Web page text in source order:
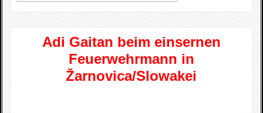
Adi Gaitan beim einsernen
Feuerwehrmann in
Žarnovica/Slowakei